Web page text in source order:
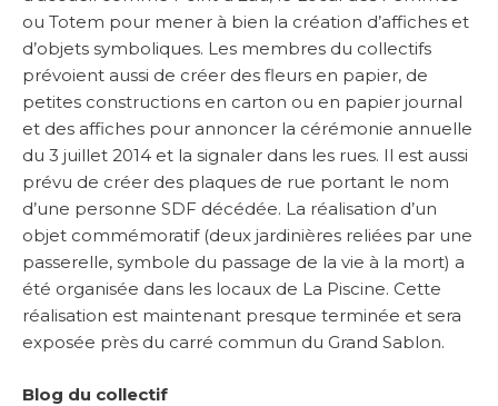
ou Totem pour mener à bien la création d’affiches et
d’objets symboliques. Les membres du collectifs
prévoient aussi de créer des fleurs en papier, de
petites constructions en carton ou en papier journal
et des affiches pour annoncer la cérémonie annuelle
du 3 juillet 2014 et la signaler dans les rues. Il est aussi
prévu de créer des plaques de rue portant le nom
d’une personne SDF décédée. La réalisation d’un
objet commémoratif (deux jardinières reliées par une
passerelle, symbole du passage de la vie à la mort) a
été organisée dans les locaux de La Piscine. Cette
réalisation est maintenant presque terminée et sera
exposée près du carré commun du Grand Sablon.
Blog du collectif